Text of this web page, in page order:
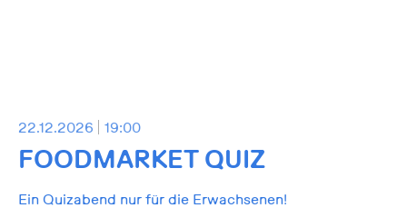
22.12.2026 19:00
FOODMARKET QUIZ
Ein Quizabend nur für die Erwachsenen!